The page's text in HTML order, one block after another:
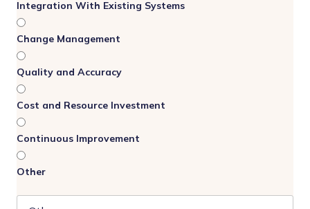
Integration With Existing Systems
Change Management
Quality and Accuracy
Cost and Resource Investment
Continuous Improvement
Other